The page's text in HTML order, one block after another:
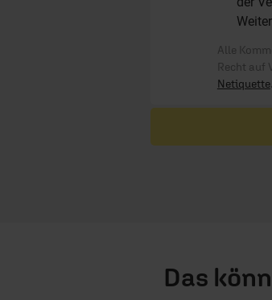
Alle
Recht auf
Netiquette.
Das